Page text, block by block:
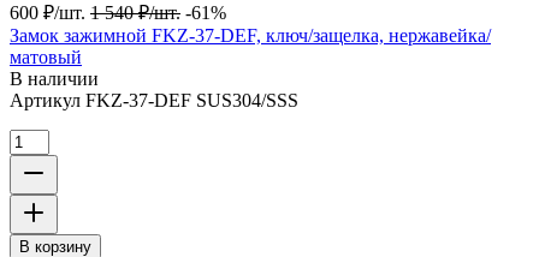
600 ₽/шт. 1 540 ₽/шт. -61%
Замок зажимной FKZ-37-DEF, ключ/защелка, нержавейка/
матовый
В наличии
Артикул FKZ-37-DEF SUS304/SSS
В корзину